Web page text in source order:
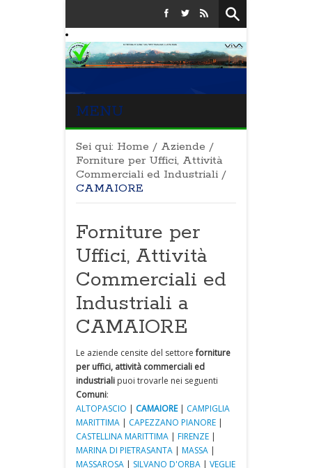
MENU
Sei qui: Home / Aziende /
Forniture per Uffici, Attività
Commerciali ed Industriali /
CAMAIORE
Forniture per
Uffici, Attività
Commerciali ed
Industriali a
CAMAIORE
Le aziende censite del settoreforniture
per uffici, attività commerciali ed
industriali puoi trovarle nei seguenti
Comuni:
ALTOPASCIO | CAMAIORE| CAMPIGLIA
MARITTIMA | CAPEZZANO PIANORE |
CASTELLINA MARITTIMA | FIRENZE |
MARINA DI PIETRASANTA | MASSA |
MASSAROSA | SILVANO D'ORBA | VEGLIE